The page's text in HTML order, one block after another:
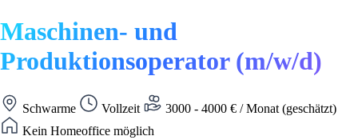
Maschinen- und
Produktionsoperator (m/w/d)
Schwarme Vollzeit
3000 - 4000 € / Monat (geschätzt)
Kein Homeoffice möglich